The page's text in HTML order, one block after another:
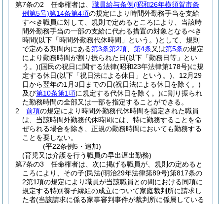
第7条の2
任命権者は、 職員給与条例(昭和26年横須賀市条
例第5号)第14条第4項の規定により時間外勤務手当を支給
すべき職員に対して、規則で定めるところにより、当該時
間外勤務手当の一部の支給に代わる措置の対象となるべき
時間(以下「時間外勤務代休時間」という。)として、規則
で定める期間内にある第3条第2項 第4条又は第5条の規定
により勤務時間が割り振られた日(以下「勤務日等」とい
う。)(国民の祝日に関する法律(昭和23年法律第178号)に規
定する休日(以下「祝日法による休日」という。) 、12月29
日から翌年の1月3日までの日(祝日法による休日を除く。)
及び第10条第1項に規定する代休日を除く。)に割り振られ
た勤務時間の全部又は一部を指定することができる。
2
前項の規定により時間外勤務代休時間を指定された職員
は、当該時間外勤務代休時間には、特に勤務することを命
ぜられる場合を除き、正規の勤務時間においても勤務する
ことを要しない。
(平22条例5・追加)
(育児又は介護を行う職員の早出遅出勤務)
第7条の3
任命権者は、次に掲げる職員が、規則の定めると
ころにより、その子(民法(明治29年法律第89号)第817条の
2第1項の規定により職員が当該職員との間における同項に
規定する特別養子縁組の成立について家庭裁判所に請求し
た者(当該請求に係る家事審判事件が裁判所に係属している